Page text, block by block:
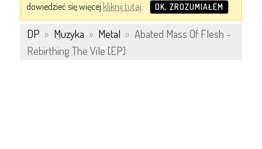
dowiedzieć się więcej kliknij tutaj. OK, ZROZUMIAŁEM
DP » Muzyka » Metal » Abated Mass Of Flesh -
Rebirthing The Vile [EP]